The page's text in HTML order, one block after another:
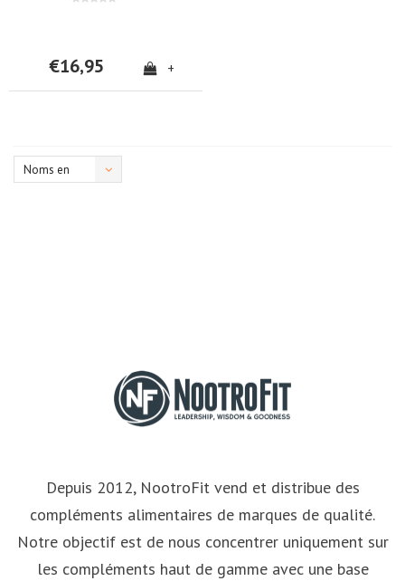
€16,95 +
Noms en
Depuis 2012, NootroFit vend et distribue des
compléments alimentaires de marques de qualité.
Notre objectif est de nous concentrer uniquement sur
les compléments haut de gamme avec une base